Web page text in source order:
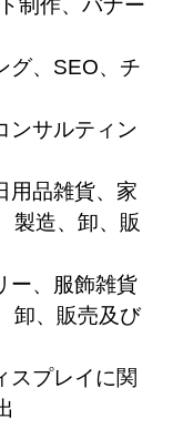
制作、バナー
グ、SEO、チ
ンサルティン
用品雑貨、家
製造、卸、販
ー、服飾雑貨
卸、販売及び
スプレイに関